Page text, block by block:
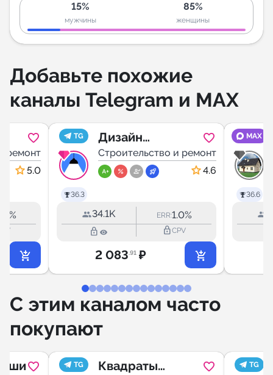
15%
мужчины
85%
женщины
Добавьте похожие
каналы Telegram и MAX
ремонт
5.0
TG
36.3
Дизайн
интерьера|
Ремонт
Строительство и ремонт
4.6
34.1K ERR:1.0%
lock_outline lock_outlineCPV
2 083.91 ₽
MAX
36.6
С этим каналом часто
покупают
TG
Квадраты
TG